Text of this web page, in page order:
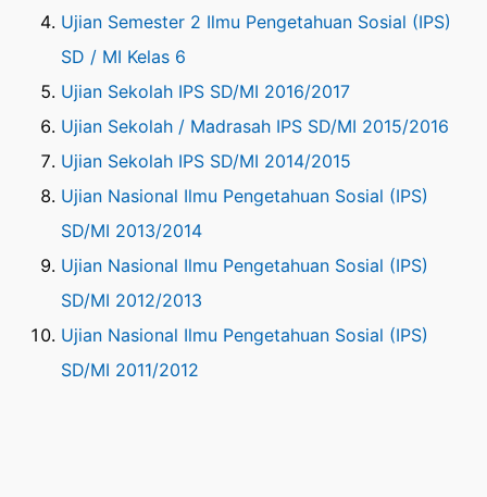
Ujian Semester 2 Ilmu Pengetahuan Sosial (IPS)
SD / MI Kelas 6
Ujian Sekolah IPS SD/MI 2016/2017
Ujian Sekolah / Madrasah IPS SD/MI 2015/2016
Ujian Sekolah IPS SD/MI 2014/2015
Ujian Nasional Ilmu Pengetahuan Sosial (IPS)
SD/MI 2013/2014
Ujian Nasional Ilmu Pengetahuan Sosial (IPS)
SD/MI 2012/2013
Ujian Nasional Ilmu Pengetahuan Sosial (IPS)
SD/MI 2011/2012